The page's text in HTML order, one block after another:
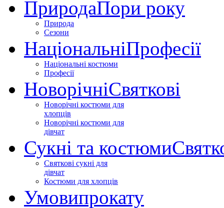
ПриродаПори року
Природа
Сезони
НаціональніПрофесії
Національні костюми
Професії
НоворічніСвяткові
Новорічні костюми для
хлопців
Новорічні костюми для
дівчат
Сукні та костюми
Святкові сукні для
дівчат
Костюми для хлопців
Умовипрокату